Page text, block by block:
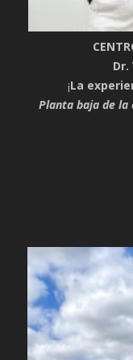
¡La
Planta baja de la